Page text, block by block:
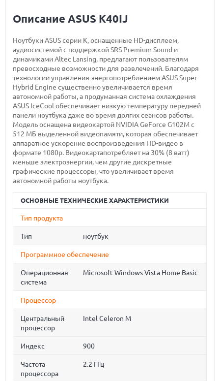
Описание ASUS K40IJ
Ноутбуки ASUS серии К, оснащенные HD-дисплеем,
аудиосистемой с поддержкой SRS Premium Sound и
динамиками Altec Lansing, предлагают пользователям
превосходные возможности для развлечений. Благодаря
технологии управления энергопотреблением ASUS Super
Hybrid Engine существенно увеличивается время
автономной работы, а продуманная система охлаждения
ASUS IceCool обеспечивает низкую температуру передней
панели ноутбука даже во время долгих сеансов работы.
Модель оснащена видеокартой NVIDIA GeForce G102M с
512 МБ выделенной видеопамяти, которая обеспечивает
аппаратное ускорение воспроизведения HD-видео в
формате 1080p. Видеокартапотребляет на 30% (8 ватт)
меньше электроэнергии, чем другие дискретные
графические процессоры, что увеличивает время
автономной работы ноутбука.
ОСНОВНЫЕ ТЕХНИЧЕСКИЕ ХАРАКТЕРИСТИКИ
Тип продукта
Тип ноутбук
Программное обеспечение
Операционная
система
Microsoft Windows Vista Home Basic
Процессор
Центральный
процессор
Intel Celeron M
Индекс 900
Частота
процессора
2.2 ГГц